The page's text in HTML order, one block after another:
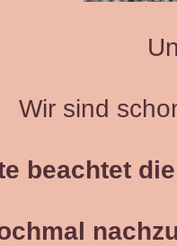
Wir sind
beachtet